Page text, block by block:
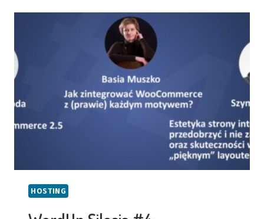
WYBRAĆ?
PRAKTYCZNE
WSKAZÓWKI
HOSTING